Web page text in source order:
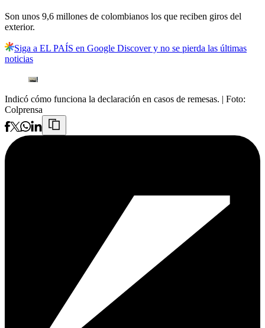
Son unos 9,6 millones de colombianos los que reciben giros del
exterior.
Siga a EL PAÍS en Google Discover y no se pierda las últimas
noticias
Indicó cómo funciona la declaración en casos de remesas. | Foto:
Colprensa